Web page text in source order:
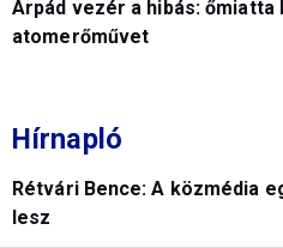
Árpád vezér a hibás:
atomerőművet
Hírnapló
Rétvári Bence: A közmédia
lesz